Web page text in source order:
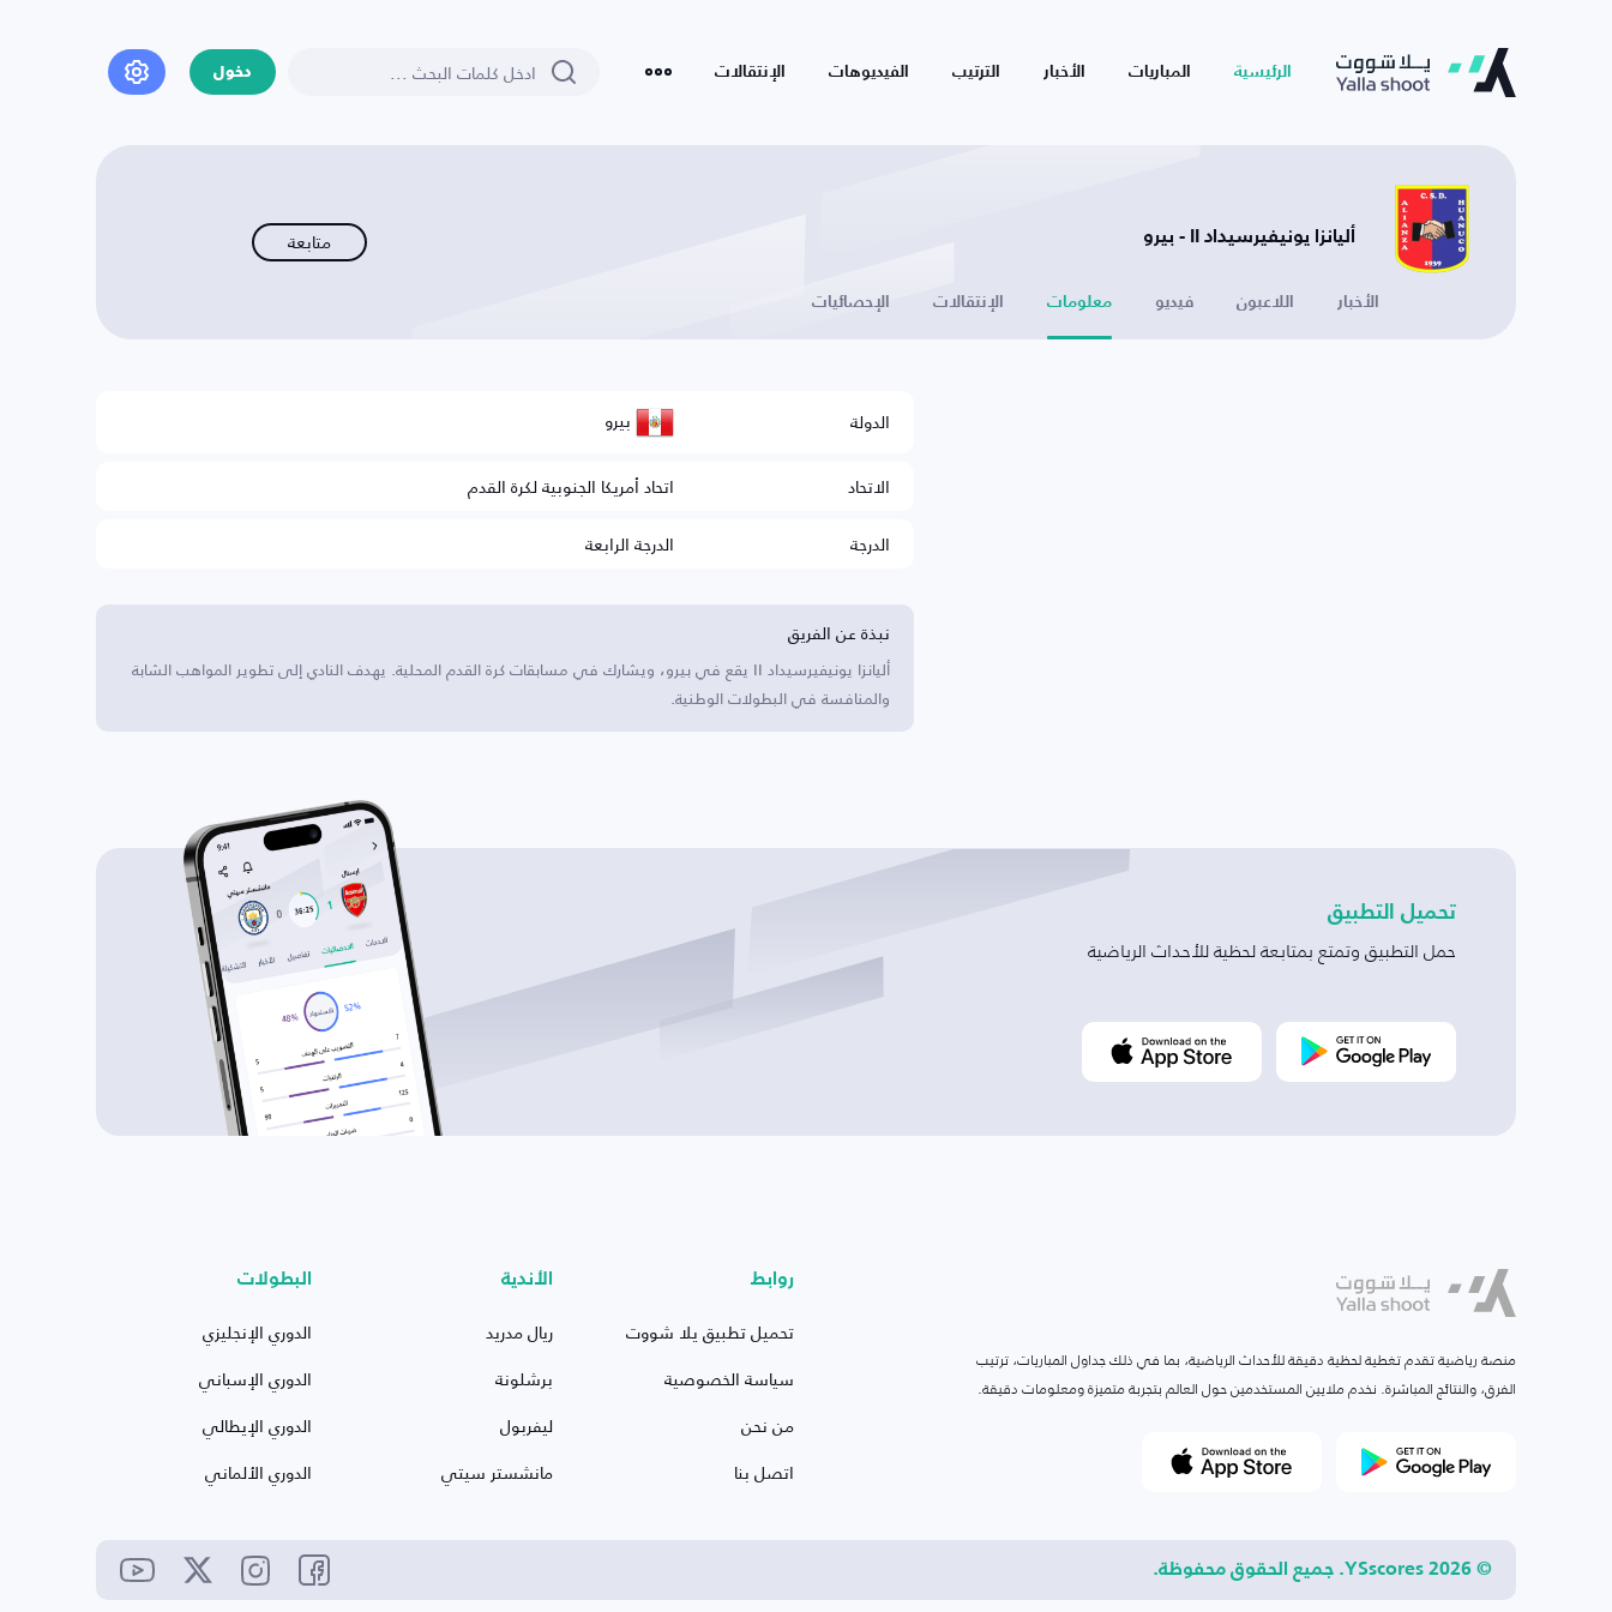
الرئيسية المباريات الأخبار الترتيب الفيديوهات الإنتقالات دخول
أليانزا يونيفيرسيداد II - بيرو متابعة
الأخبار اللاعبون فيديو معلومات الإنتقالات الإحصائيات
الدولة بيرو
الاتحاد
اتحاد أمريكا الجنوبية لكرة القدم
الدرجة
الدرجة الرابعة
نبذة عن الفريق
أليانزا يونيفيرسيداد II يقع في بيرو، ويشارك في مسابقات كرة القدم المحلية. يهدف النادي إلى تطوير المواهب الشابة
والمنافسة في البطولات الوطنية.
تحميل التطبيق
حمل التطبيق وتمتع بمتابعة لحظية للأحداث الرياضية
منصة رياضية تقدم تغطية لحظية دقيقة للأحداث الرياضية، بما في ذلك جداول المباريات، ترتيب
الفرق، والنتائج المباشرة. نخدم ملايين المستخدمين حول العالم بتجربة متميزة ومعلومات دقيقة.
روابط
تحميل تطبيق يلا شووت
سياسة الخصوصية
من نحن
اتصل بنا
الأندية
ريال مدريد
برشلونة
ليفربول
مانشستر سيتي
البطولات
الدوري الإنجليزي
الدوري الإسباني
الدوري الإيطالي
الدوري الألماني
© 2026 YSscores. جميع الحقوق محفوظة.